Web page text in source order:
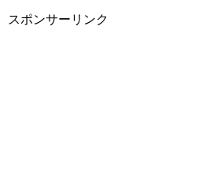
スポンサーリンク